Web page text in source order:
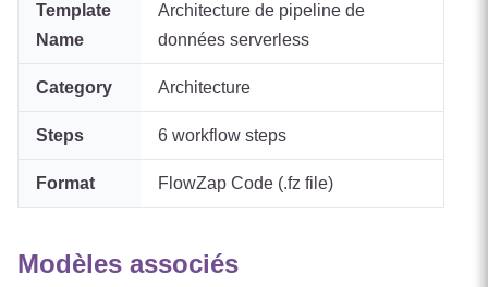
Template
Name
Architecture de pipeline de
données serverless
Category Architecture
Steps 6 workflow steps
Format FlowZap Code (.fz file)
Modèles associés